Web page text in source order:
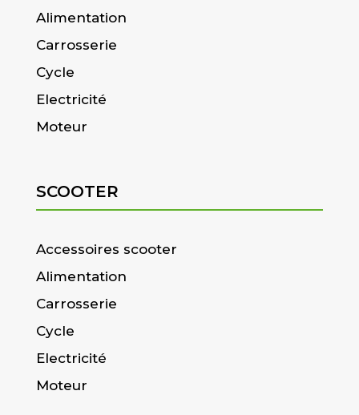
Alimentation
Carrosserie
Cycle
Electricité
Moteur
SCOOTER
Accessoires scooter
Alimentation
Carrosserie
Cycle
Electricité
Moteur